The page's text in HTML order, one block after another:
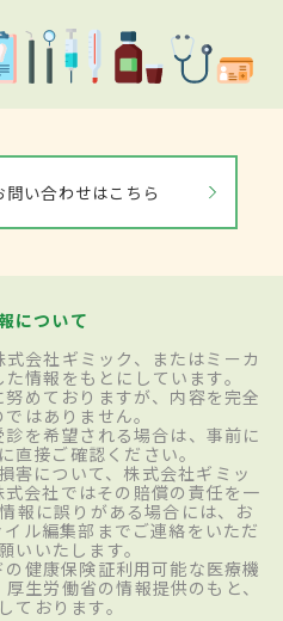
い合わせはこちら
について
会社ギミック、またはミーカ
情報をもとにしています。
めておりますが、内容を完全
はありません。
を希望される場合は、事前に
直接ご確認ください。
害について、株式会社ギミッ
会社ではその賠償の責任を一
報に誤りがある場合には、お
ル編集部までご連絡をいただ
いいたします。
健康保険証利用可能な医療機
生労働省の情報提供のもと、
ております。